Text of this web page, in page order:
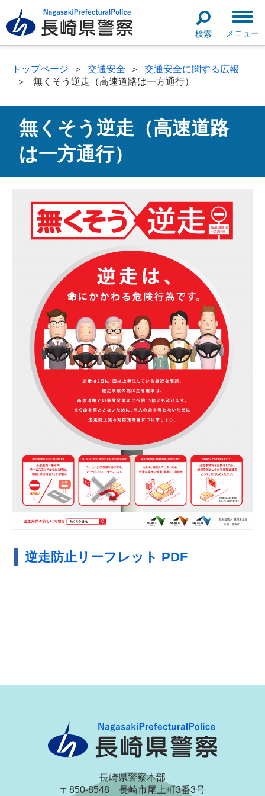
検索 メニュー
トップページ ＞ 交通安全 ＞
交通安全に関する広報
＞
無くそう逆走（高速道路は一方通行）
無くそう逆走（高速道路
は一方通行）
逆走防止リーフレット PDF
長崎県警察本部
〒850-8548 長崎市尾上町3番3号